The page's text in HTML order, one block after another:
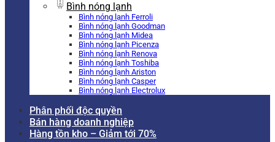
Bình nóng lạnh
Bình nóng lạnh Ferroli
Bình nóng lạnh Goodman
Bình nóng lạnh Midea
Bình nóng lạnh Picenza
Bình nóng lạnh Renova
Bình nóng lạnh Toshiba
Bình nóng lạnh Ariston
Bình nóng lạnh Casper
Bình nóng lạnh Electrolux
Phân phối độc quyền
Bán hàng doanh nghiệp
Hàng tồn kho – Giảm tới 70%